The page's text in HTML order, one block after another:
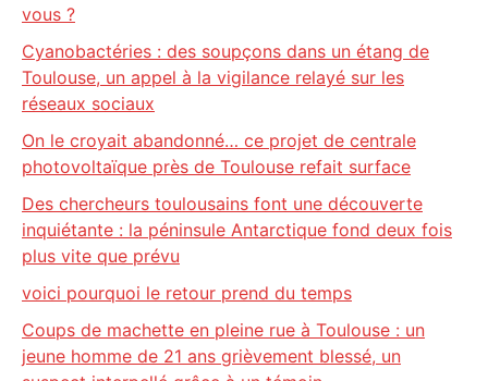
vous ?
Cyanobactéries : des soupçons dans un étang de
Toulouse, un appel à la vigilance relayé sur les
réseaux sociaux
On le croyait abandonné… ce projet de centrale
photovoltaïque près de Toulouse refait surface
Des chercheurs toulousains font une découverte
inquiétante : la péninsule Antarctique fond deux fois
plus vite que prévu
voici pourquoi le retour prend du temps
Coups de machette en pleine rue à Toulouse : un
jeune homme de 21 ans grièvement blessé, un